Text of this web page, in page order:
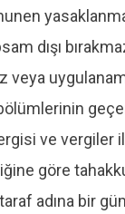
dışı
veya
ve vergiler
göre
adına bir